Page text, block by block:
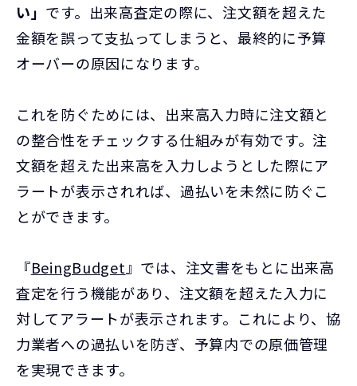
い」 です。出来高査定の際に、注文額を超えた
金額を誤って支払ってしまうと、最終的に予算
オーバーの原因になります。
これを防ぐためには、出来高入力時に注文額と
の整合性をチェックする仕組みが有効です。注
文額を超えた出来高を入力しようとした際にア
ラートが表示されれば、過払いを未然に防ぐこ
とができます。
『BeingBudget 』では、注文書をもとに出来高
査定を行う機能があり、注文額を超えた入力に
対してアラートが表示されます。これにより、協
力業者への過払いを防ぎ、予算内での原価管理
を実現できます。